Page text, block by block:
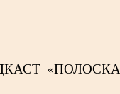
«ПОЛОСКА